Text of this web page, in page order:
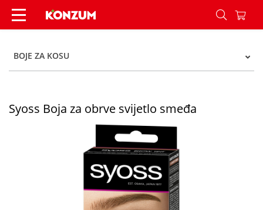
Syoss Boja za obrve svijetlo smeđa - Konzum
BOJE ZA KOSU
Syoss Boja za obrve svijetlo smeđa